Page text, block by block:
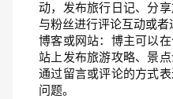
动，发布旅行日记、分享
与粉丝进行评论互动或者
博客或网站：博主可以
站上发布旅游攻略、景
通过留言或评论的方式
问题。